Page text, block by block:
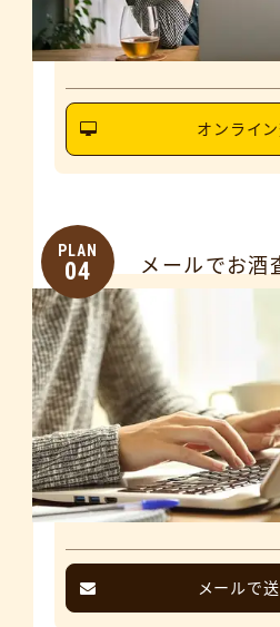
オンライ
PLAN
04 メールでお酒
メールで